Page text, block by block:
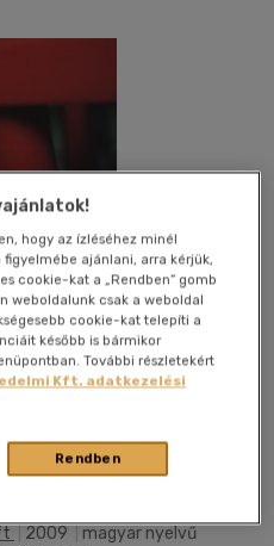
Megosztom
2009
magyar nyelvű
hogy az ízléséhez minél
ajánlani, arra kérjük,
cookie-kat a „Rendben” gomb
weboldalunk csak a weboldal
cookie-kat telepíti a
később is bármikor
További részletekért
Kft. adatkezelési
Rendben